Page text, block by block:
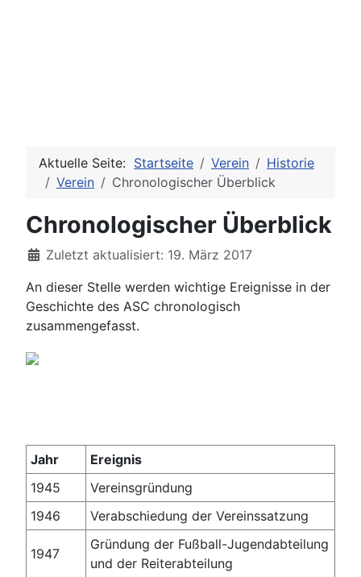
Aktuelle Seite: Startseite Verein
Historie
Verein
Chronologischer Überblick
Chronologischer Überblick
DetailsZuletzt aktualisiert: 19. März 2017
An dieser Stelle werden wichtige Ereignisse in der
Geschichte des ASC chronologisch
zusammengefasst.
Jahr
Ereignis
1945
Vereinsgründung
1946
Verabschiedung der Vereinssatzung
1947
Gründung der Fußball-Jugendabteilung
und der Reiterabteilung